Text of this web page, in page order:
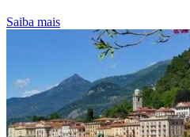
Saiba mais